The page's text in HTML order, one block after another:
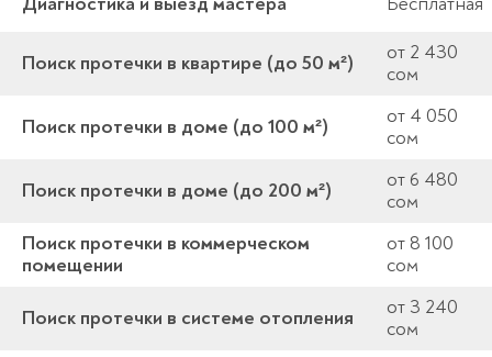
Поиск протечки в квартире (до 50 м²)
от 2 430
сом
Поиск протечки в доме (до 100 м²)
от 4 050
сом
Поиск протечки в доме (до 200 м²)
от 6 480
сом
Поиск протечки в коммерческом
помещении
от 8 100
сом
Поиск протечки в системе отопления
от 3 240
сом